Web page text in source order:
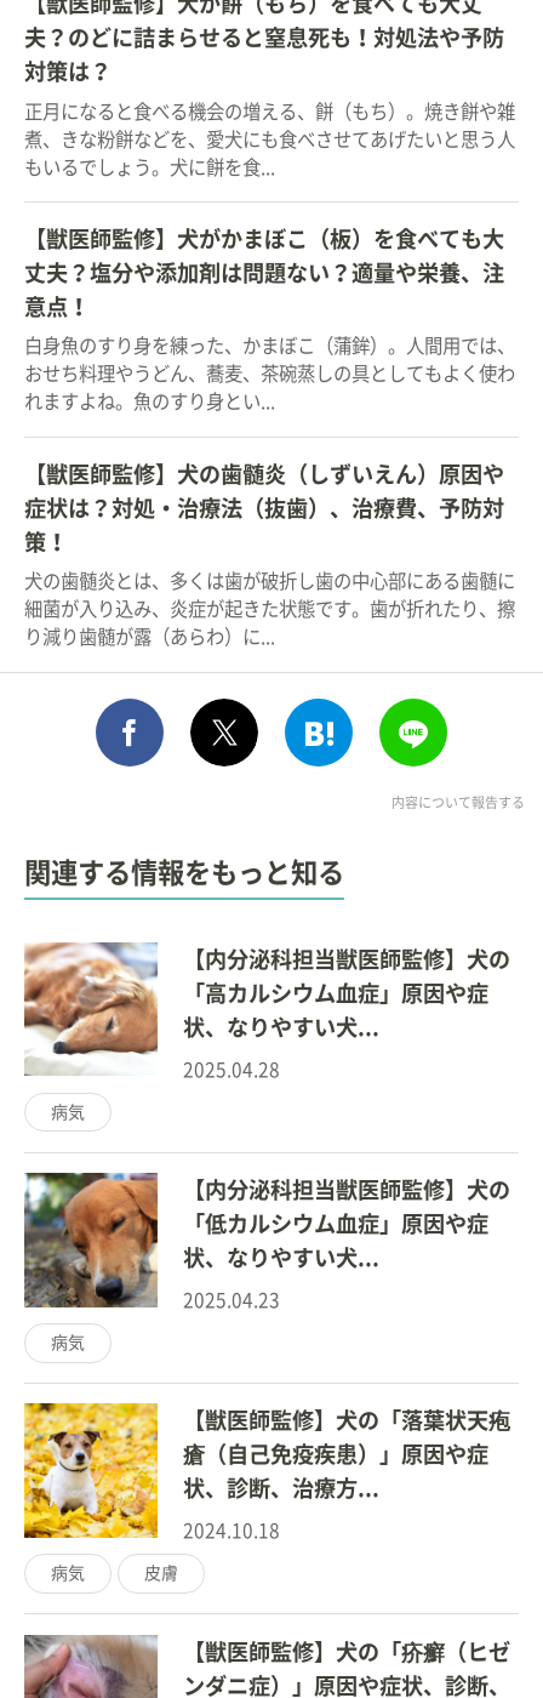
夫？のどに詰まらせると窒息死も！対処法や予防
対策は？
正月になると食べる機会の増える、餅（もち）。焼き餅や雑
煮、きな粉餅などを、愛犬にも食べさせてあげたいと思う人
もいるでしょう。犬に餅を食...
【獣医師監修】犬がかまぼこ（板）を食べても大
丈夫？塩分や添加剤は問題ない？適量や栄養、注
意点！
白身魚のすり身を練った、かまぼこ（蒲鉾）。人間用では、
おせち料理やうどん、蕎麦、茶碗蒸しの具としてもよく使わ
れますよね。魚のすり身とい...
【獣医師監修】犬の歯髄炎（しずいえん）原因や
症状は？対処・治療法（抜歯）、治療費、予防対
策！
犬の歯髄炎とは、多くは歯が破折し歯の中心部にある歯髄に
細菌が入り込み、炎症が起きた状態です。歯が折れたり、擦
り減り歯髄が露（あらわ）に...
シェア このエントリーをはて
内容について報告する
関連する情報をもっと知る
【内分泌科担当獣医師監修】犬の
「高カルシウム血症」原因や症
状、なりやすい犬...
2025.04.28
病気
【内分泌科担当獣医師監修】犬の
「低カルシウム血症」原因や症
状、なりやすい犬...
2025.04.23
病気
【獣医師監修】犬の「落葉状天疱
瘡（自己免疫疾患）」原因や症
状、診断、治療方...
2024.10.18
病気 皮膚
【獣医師監修】犬の「疥癬（ヒゼ
ンダニ症）」原因や症状、診断、